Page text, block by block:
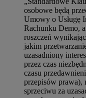
osobowe będą
Umowy o Usługę
Rachunku Demo,
roszczeń
jakim
uzasadniony
przez czas
czasu
przepisów prawa),
sprzeciwu za